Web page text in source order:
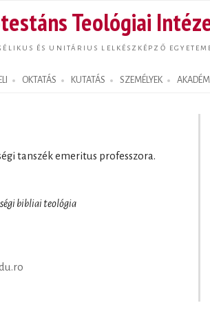
tartalomra
Teológiai
ÉS UNITÁRIUS LELKÉSZKÉPZŐ
OKTATÁS KUTATÁS SZEMÉLYEK
tanszék emeritus professzora.
bibliai teológia